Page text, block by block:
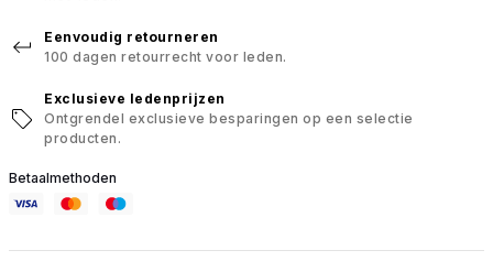
Eenvoudig retourneren
100 dagen retourrecht voor leden.
Exclusieve ledenprijzen
Ontgrendel exclusieve besparingen op een selectie
producten.
Betaalmethoden